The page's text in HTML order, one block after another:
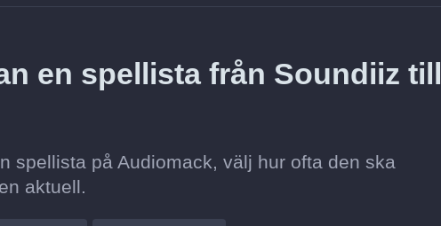
en spellista från Soundiiz till
spellista på Audiomack, välj hur ofta den ska
aktuell.